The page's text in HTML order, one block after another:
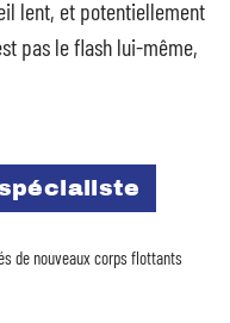
lent, et potentiellement
pas le flash lui-même,
de nouveaux corps flottants